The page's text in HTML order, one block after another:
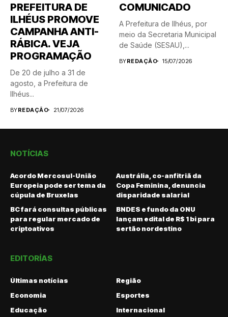
PREFEITURA DE
ILHÉUS PROMOVE
CAMPANHA ANTI-
RÁBICA. VEJA
PROGRAMAÇÃO
De 20 de julho a 31 de
agosto, a Prefeitura de
Ilhéus...
BYREDAÇÃO 21/07/2026
COMUNICADO
A Prefeitura de Ilhéus, por
meio da Secretaria Municipal
de Saúde (SESAU),...
BYREDAÇÃO 15/07/2026
NOTÍCIAS
Acordo Mercosul-União
Europeia pode ser tema da
cúpula de Bruxelas
Austrália, co-anfitriã da
Copa Feminina, denuncia
disparidade salarial
BC fará consultas públicas
para regular mercado de
criptoativos
BNDES e fundo da ONU
lançam edital de R$ 1 bi para
sertão nordestino
EDITORÍAS
Últimas notícias
Região
Economia
Esportes
Educação
Internacional